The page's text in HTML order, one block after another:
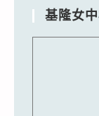
基隆女